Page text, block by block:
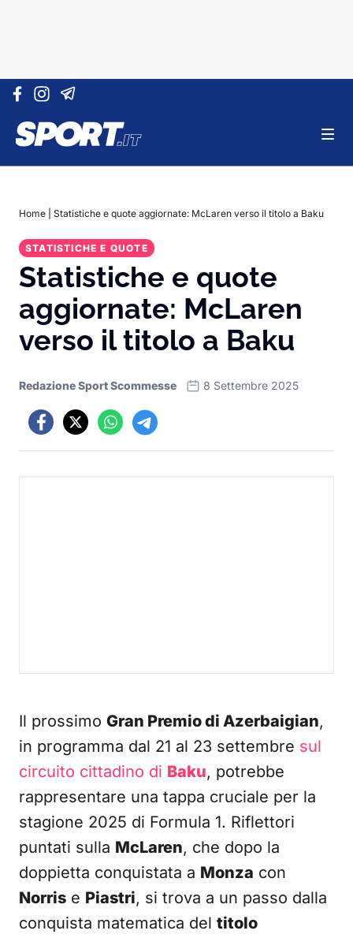
Vai al contenuto
Home Statistiche e quote aggiornate: McLaren verso il titolo a Baku
STATISTICHE E QUOTE
Statistiche e quote
aggiornate: McLaren
verso il titolo a Baku
Redazione Sport Scommesse 8 Settembre 2025
Il prossimo Gran Premio di Azerbaigian,
in programma dal 21 al 23 settembre sul
circuito cittadino di Baku, potrebbe
rappresentare una tappa cruciale per la
stagione 2025 di Formula 1. Riflettori
puntati sulla McLaren, che dopo la
doppietta conquistata a Monza con
Norris e Piastri, si trova a un passo dalla
conquista matematica del titolo